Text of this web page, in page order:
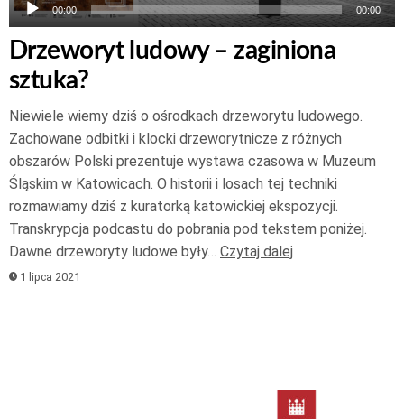
00:00 00:00
Drzeworyt ludowy – zaginiona
sztuka?
Niewiele wiemy dziś o ośrodkach drzeworytu ludowego.
Zachowane odbitki i klocki drzeworytnicze z różnych
obszarów Polski prezentuje wystawa czasowa w Muzeum
Śląskim w Katowicach. O historii i losach tej techniki
rozmawiamy dziś z kuratorką katowickiej ekspozycji.
Transkrypcja podcastu do pobrania pod tekstem poniżej.
Dawne drzeworyty ludowe były… Czytaj dalej
1 lipca 2021